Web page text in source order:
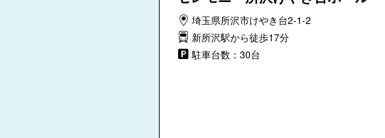
埼玉県所沢市けやき台2-1-2
新所沢駅から徒歩17分
駐車台数：30台